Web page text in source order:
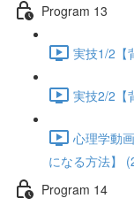
Program 13
実技1/2【
実技2/2【
心理学動
になる方法】
Program 14